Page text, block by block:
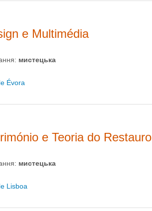
e Multimédia
мистецькa
Évora
e Teoria do Restauro
мистецькa
Lisboa